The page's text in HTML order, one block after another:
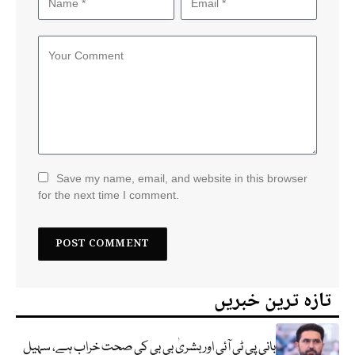
Save my name, email, and website in this browser
for the next time I comment.
تازہ ترین خبریں
بانی پی ٹی آئی اور بشریٰ بی بی کی صحت خراب ہے، سہیل